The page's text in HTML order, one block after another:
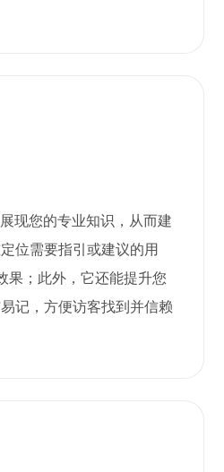
现您的专业知识，从而建
位需要指引或建议的用
果；此外，它还能提升您
记，方便访客找到并信赖